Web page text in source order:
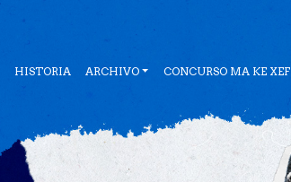
HISTORIA ARCHIVO CONCURSO MA KE XEF